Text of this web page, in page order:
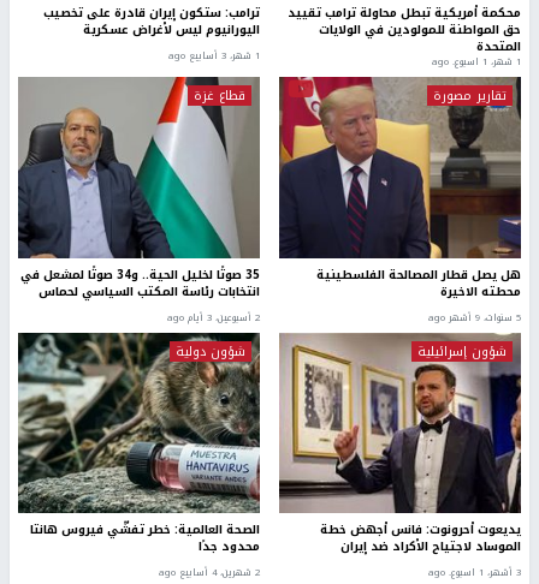
محكمة أمريكية تبطل محاولة ترامب تقييد
حق المواطنة للمولودين في الولايات
المتحدة
1 شهر، 1 اسبوع. ago
ترامب: ستكون إيران قادرة على تخصيب
اليورانيوم ليس لأغراض عسكرية
1 شهر، 3 أسابيع ago
تقارير مصورة
هل يصل قطار المصالحة الفلسطينية
محطته الاخيرة
5 سنوات، 9 أشهر ago
قطاع غزة
35 صوتًا لخليل الحية.. و34 صوتًا لمشعل في
انتخابات رئاسة المكتب السياسي لحماس
2 أسبوعين، 3 أيام ago
شؤون إسرائيلية
يديعوت أحرونوت: فانس أجهض خطة
الموساد لاجتياح الأكراد ضد إيران
3 أشهر، 1 اسبوع. ago
شؤون دولية
الصحة العالمية: خطر تفشّي فيروس هانتا
محدود جدًا
2 شهرين، 4 أسابيع ago